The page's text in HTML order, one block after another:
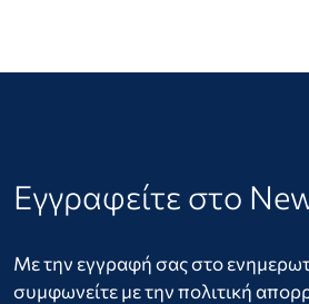
Εγγραφείτε στο
Με την εγγραφή σας στο
συμφωνείτε με την πολιτική